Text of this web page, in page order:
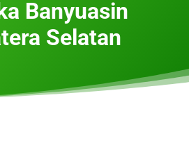
Banyuasin
Selatan